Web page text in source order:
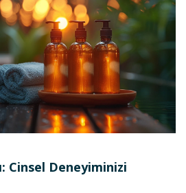
Cinsel Deneyiminizi